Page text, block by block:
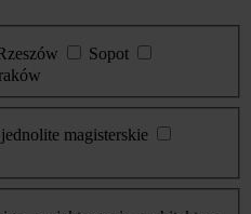
Sopot
jednolite magisterskie